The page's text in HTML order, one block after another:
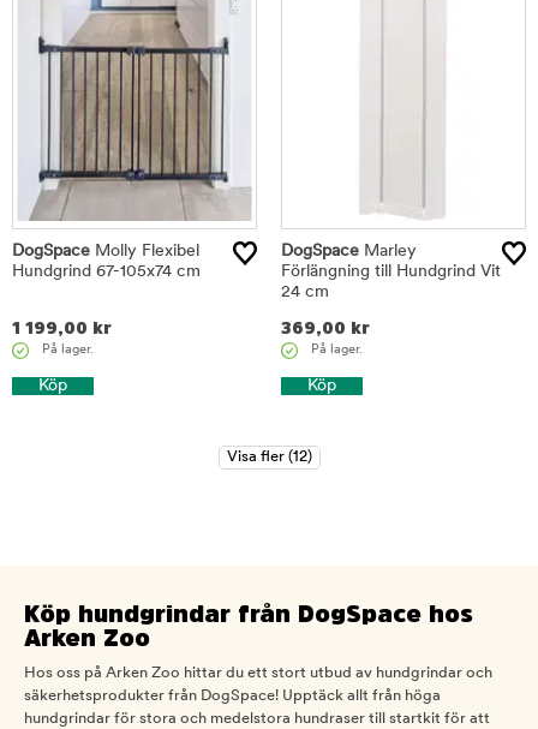
DogSpace Molly Flexibel
Hundgrind 67-105x74 cm
1 199,00 kr
På lager.
Köp
DogSpace Marley
Förlängning till Hundgrind Vit
24 cm
369,00 kr
På lager.
Köp
Köp hundgrindar från DogSpace hos
Arken Zoo
Hos oss på Arken Zoo hittar du ett stort utbud av hundgrindar och
säkerhetsprodukter från DogSpace! Upptäck allt från höga
hundgrindar för stora och medelstora hundraser till startkit för att